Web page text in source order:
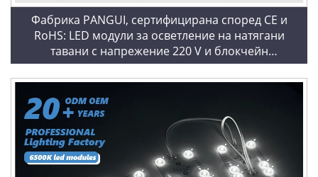
Фабрика PANGUI, сертифицирана според CE и
RoHS: LED модули за осветление на натягани
тавани с напрежение 220 V и блокчейн
технология, топло бяло (3000 K)